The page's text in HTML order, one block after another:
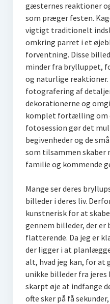
gæsternes reaktioner
som præger festen.
vigtigt traditionelt
omkring parret i et
forventning. Disse
minder fra brylluppet,
og naturlige reaktioner.
fotografering af
dekorationerne og
komplet fortælling om
fotosession gør det
begivenheder og de
som tilsammen skaber
familie og kommende
Mange ser deres
billeder i deres liv.
kunstnerisk for at
gennem billeder, der er
flatterende. Da jeg er
der ligger i at
alt, hvad jeg kan, for at
unikke billeder fra
skarpt øje at indfange
ofte sker på få